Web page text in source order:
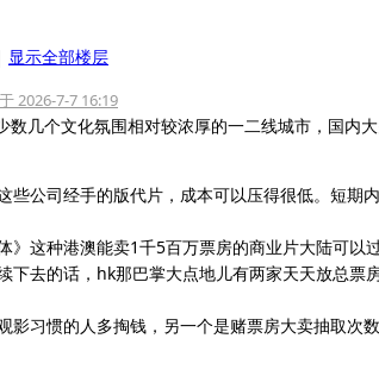
显示全部楼层
2026-7-7 16:19
数几个文化氛围相对较浓厚的一二线城市，国内
些公司经手的版代片，成本可以压得很低。短期
》这种港澳能卖1千5百万票房的商业片大陆可
下去的话，hk那巴掌大点地儿有两家天天放总
影习惯的人多掏钱，另一个是赌票房大卖抽取次